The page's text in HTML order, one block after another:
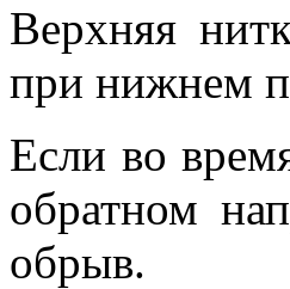
Верхняя
при нижнем
Если во
обратном
обрыв.